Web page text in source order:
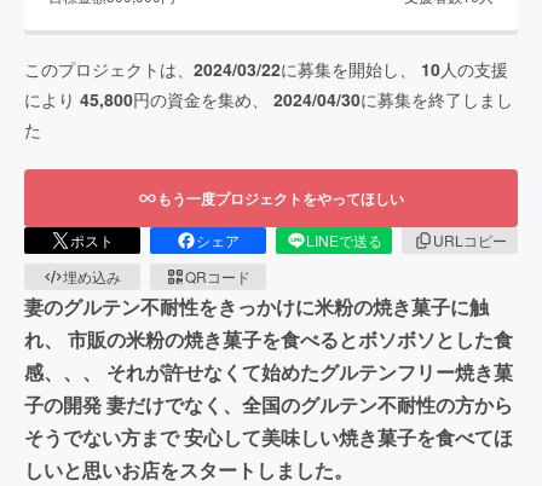
このプロジェクトは、 2024/03/22に募集を開始し、 10人の支援
により 45,800円の資金を集め、 2024/04/30に募集を終了しまし
た
もう一度プロジェクトをやってほしい
ポスト シェア LINEで送る
URLコピー
埋め込み
QRコード
妻のグルテン不耐性をきっかけに米粉の焼き菓子に触
れ、 市販の米粉の焼き菓子を食べるとボソボソとした食
感、、、 それが許せなくて始めたグルテンフリー焼き菓
子の開発 妻だけでなく、全国のグルテン不耐性の方から
そうでない方まで 安心して美味しい焼き菓子を食べてほ
しいと思いお店をスタートしました。